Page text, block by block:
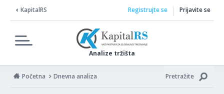
KapitalRS
Analize tržišta
Registrujte se Prijavite se
Početna Dnevna analiza Pretražite